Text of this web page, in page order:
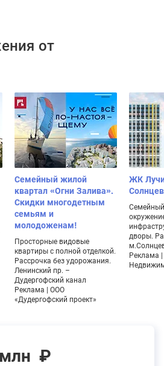
₽
от
Семейный жилой
квартал «Огни Залива».
Скидки многодетным
семьям и
молодоженам!
Просторные видовые
квартиры с полной отделкой.
Рассрочка без удорожания.
Ленинский пр. –
Дудергофский канал
Реклама | ООО
«Дудергофский проект»
ЖК
Семейный
дворы.
Реклама